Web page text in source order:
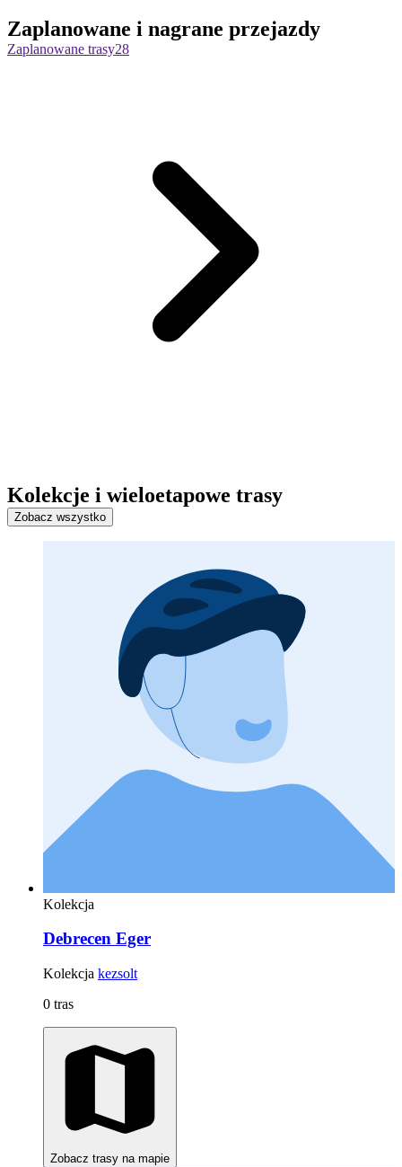
Zaplanowane i nagrane przejazdy
Zaplanowane trasy28
Kolekcje i wieloetapowe trasy
Zobacz wszystko
Kolekcja
Debrecen Eger
Kolekcja kezsolt
0 tras
Zobacz trasy na mapie